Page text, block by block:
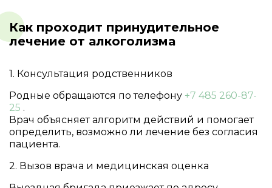
Как проходит принудительное
лечение от алкоголизма
1. Консультация родственников
Родные обращаются по телефону +7 485 260-87-
25 .
Врач объясняет алгоритм действий и помогает
определить, возможно ли лечение без согласия
пациента.
2. Вызов врача и медицинская оценка